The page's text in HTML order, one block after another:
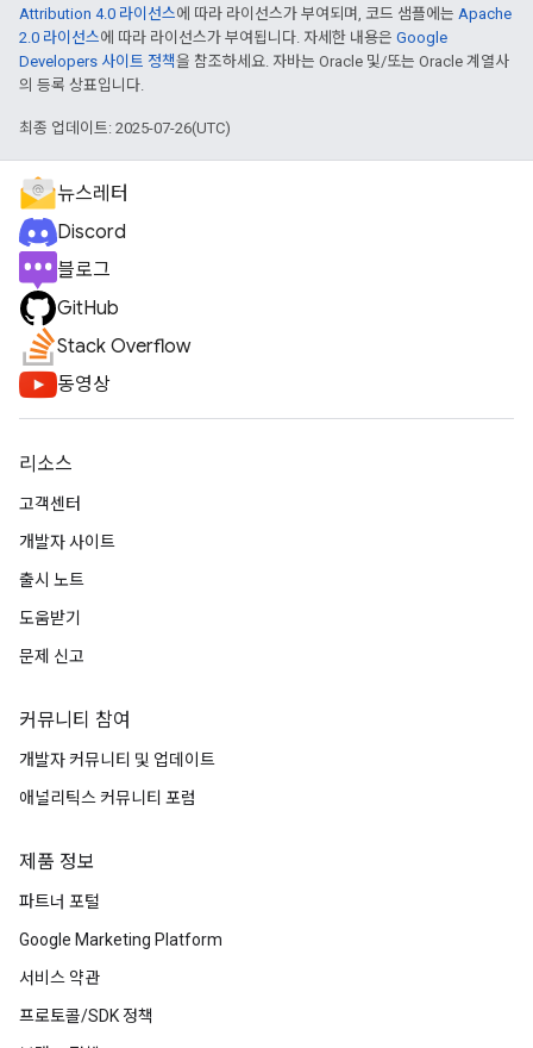
Attribution 4.0 라이선스에 따라 라이선스가 부여되며, 코드 샘플에는 Apache
2.0 라이선스에 따라 라이선스가 부여됩니다. 자세한 내용은 Google
Developers 사이트 정책을 참조하세요. 자바는 Oracle 및/또는 Oracle 계열사
의 등록 상표입니다.
최종 업데이트: 2025-07-26(UTC)
뉴스레터
Discord
블로그
GitHub
Stack Overflow
동영상
리소스
고객센터
개발자 사이트
출시 노트
도움받기
문제 신고
커뮤니티 참여
개발자 커뮤니티 및 업데이트
애널리틱스 커뮤니티 포럼
제품 정보
파트너 포털
Google Marketing Platform
서비스 약관
프로토콜/SDK 정책